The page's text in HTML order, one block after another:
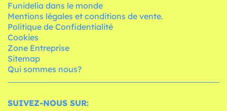
Funidelia dans le monde
Mentions légales et conditions de vente.
Politique de Confidentialité
Cookies
Zone Entreprise
Sitemap
Qui sommes nous?
SUIVEZ-NOUS SUR: